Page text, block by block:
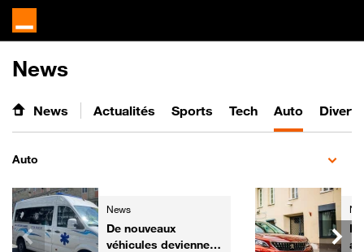
News
News Actualités Sports Tech Auto
Auto
News
De nouveaux
véhicules deviennent